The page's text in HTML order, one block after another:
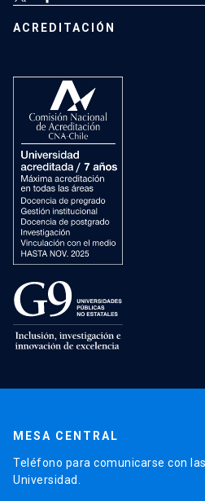
ACREDITACIÓN
MESA CENTRAL
Teléfono para comunicarse con
Universidad.